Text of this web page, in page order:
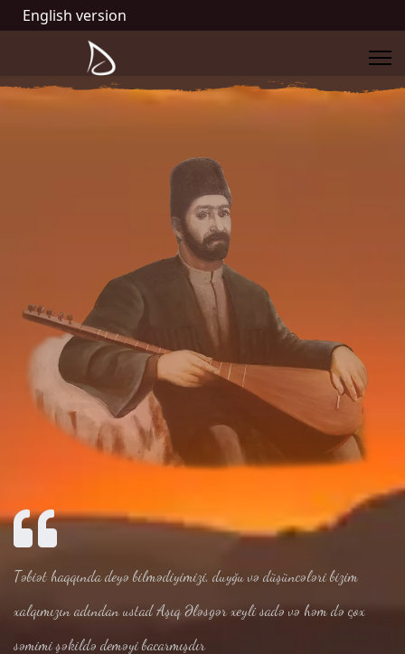
English version
Təbiət haqqında deyə bilmədiyimizi, duyğu və düşüncələri bizim
xalqımızın adından ustad Aşıq Ələsgər xeyli sadə və həm də çox
səmimi şəkildə deməyi bacarmışdır